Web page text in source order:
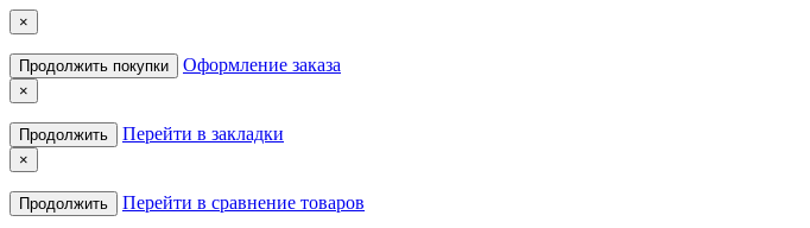
×
Продолжить покупки Оформление заказа
×
Продолжить Перейти в закладки
×
Продолжить
Перейти в сравнение товаров